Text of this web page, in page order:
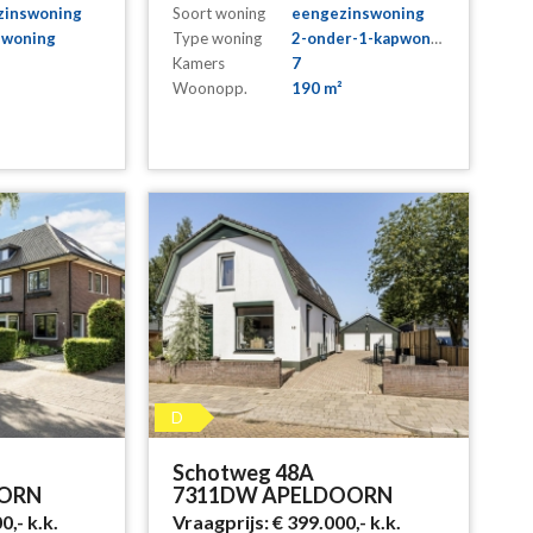
Soort woning
eengezinswoning
Type woning
2-onder-1-kapwoning
Kamers
7
Woonopp.
190 m²
k.k.
D
Schotweg 48A
7311DW APELDOORN
Vraagprijs:€ 399.000,- k.k.